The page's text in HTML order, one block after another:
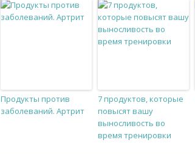
Продукты против
заболеваний. Артрит
7 продуктов, которые
повысят вашу
выносливость во
время тренировки